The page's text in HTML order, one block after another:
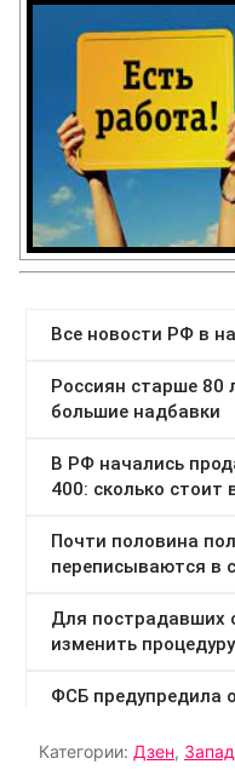
Категории: Дзен, Запад